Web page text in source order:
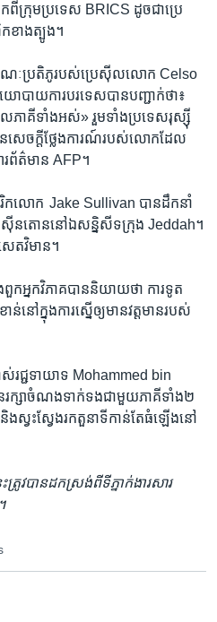
ពី​ក្រុម​ប្រទេស BRICS ដូចជា​ប្រេ
ខាង​ត្បូង។
ៈប្រតិភូ​របស់​ប្រេស៊ីល​លោក Celso
បាយ​ការបរទេស​បាន​បញ្ជាក់​ថា៖​
ល​ភាគី​ទាំង​អស់» ​រួម​ទាំង​ប្រទេស​រុស្ស៊ី​
ៃសេចក្តី​ថ្លែងការណ៍​របស់​លោក​ដែល​
រព័ត៌មាន​ AFP។
រិក​លោក Jake Sullivan បាន​ដឹកនាំ​
ស៊ីនតោន​នៅឯ​សន្និសីទ​ក្រុង Jeddah។
េតវិមាន។
អ្នក​វិភាគ​បាន​និយាយ​ថា ​ការទូត​
នៅ​ក្នុង​ការ​ស្នើ​ឲ្យ​មាន​វត្តមាន​របស់​
ស់​រជ្ជ​ទាយាទ Mohammed bin
ន​រក្សា​ចំណង​ទាក់ទង​ជាមួយ​ភាគី​ទាំង២​
វះស្វែង​រក​តួនាទី​កាន់តែ​ធំឡើង​នៅ​
ត្រូវបាន​ដកស្រង់ពី​ទីភ្នាក់ងារ​សារ